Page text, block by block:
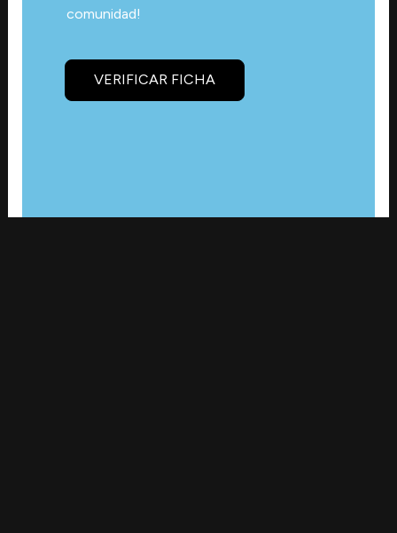
comunidad!
VERIFICAR FICHA